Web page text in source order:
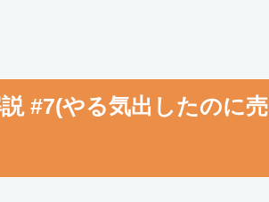
#7(やる気出したのに売